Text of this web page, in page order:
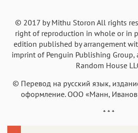
© 2017 by Mithu Storon All rights
right of reproduction in whole or in
edition published by arrangement
imprint of Penguin Publishing Group,
Random House
© Перевод на русский язык,
оформление. ООО «Манн,
* * *